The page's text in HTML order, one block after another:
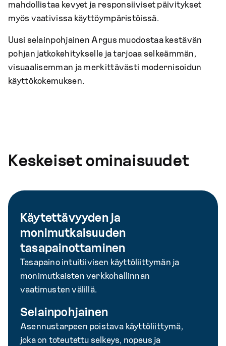
mahdollistaa kevyet ja responsiiviset päivitykset
myös vaativissa käyttöympäristöissä.
Uusi selainpohjainen Argus muodostaa kestävän
pohjan jatkokehitykselle ja tarjoaa selkeämmän,
visuaalisemman ja merkittävästi modernisoidun
käyttökokemuksen.
Keskeiset ominaisuudet
Käytettävyyden ja
monimutkaisuuden
tasapainottaminen
Tasapaino intuitiivisen käyttöliittymän ja
monimutkaisten verkkohallinnan
vaatimusten välillä.
Selainpohjainen
Asennustarpeen poistava käyttöliittymä,
joka on toteutettu selkeys, nopeus ja